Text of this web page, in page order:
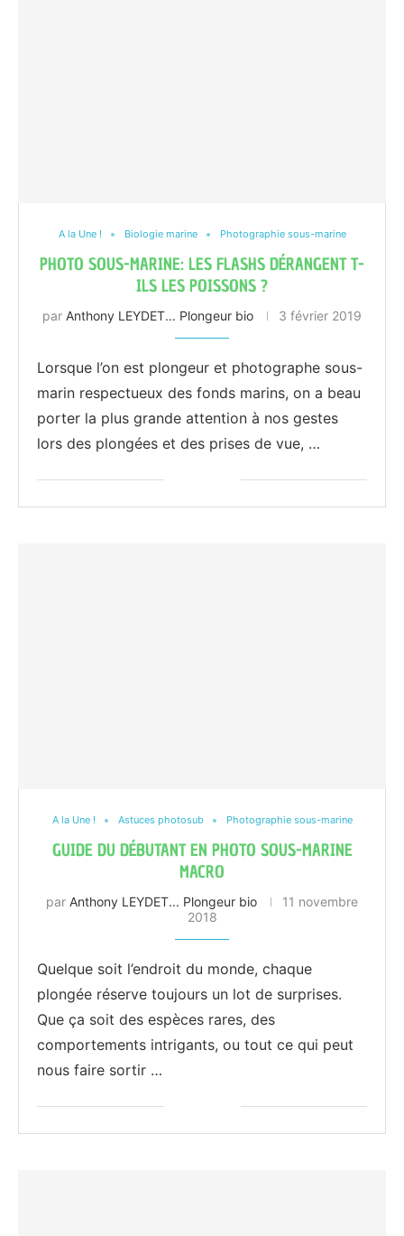
A la Une ! Biologie marine Photographie sous-marine
PHOTO SOUS-MARINE: LES FLASHS DÉRANGENT T-
ILS LES POISSONS ?
par Anthony LEYDET... Plongeur bio 3 février 2019
Lorsque l’on est plongeur et photographe sous-
marin respectueux des fonds marins, on a beau
porter la plus grande attention à nos gestes
lors des plongées et des prises de vue, …
A la Une ! Astuces photosub Photographie sous-marine
GUIDE DU DÉBUTANT EN PHOTO SOUS-MARINE
MACRO
par Anthony LEYDET... Plongeur bio
11 novembre
2018
Quelque soit l’endroit du monde, chaque
plongée réserve toujours un lot de surprises.
Que ça soit des espèces rares, des
comportements intrigants, ou tout ce qui peut
nous faire sortir …